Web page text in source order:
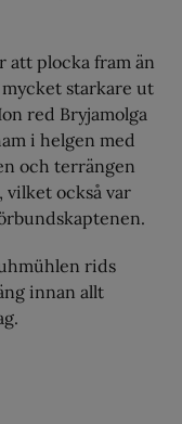
att plocka fram än
starkare ut
red Bryjamolga
i helgen med
och terrängen
också var
rids
innan allt